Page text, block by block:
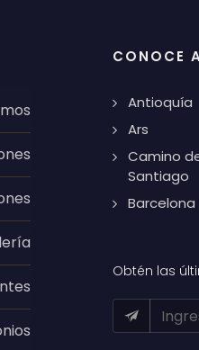
CONOCE
Antioquía
Ars
Camino
Santiago
Barcelona
Obtén las